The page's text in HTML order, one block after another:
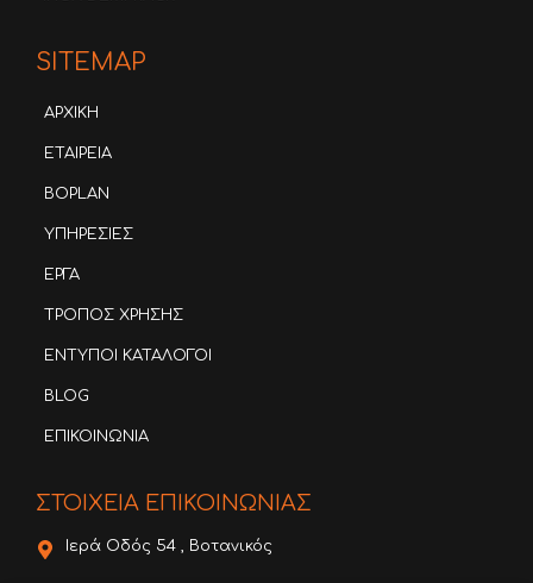
SITEMAP
ΑΡΧΙΚΗ
ΕΤΑΙΡΕΙΑ
BOPLAN
ΥΠΗΡΕΣΙΕΣ
ΕΡΓΑ
ΤΡΟΠΟΣ ΧΡΗΣΗΣ
ΕΝΤΥΠΟΙ ΚΑΤΑΛΟΓΟΙ
BLOG
ΕΠΙΚΟΙΝΩΝΙΑ
ΣΤΟΙΧΕΙΑ ΕΠΙΚΟΙΝΩΝΙΑΣ
Ιερά Οδός 54 , Βοτανικός